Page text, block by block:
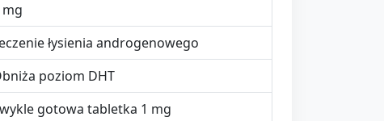
mg
łysienia androgenowego
poziom DHT
gotowa tabletka 1 mg